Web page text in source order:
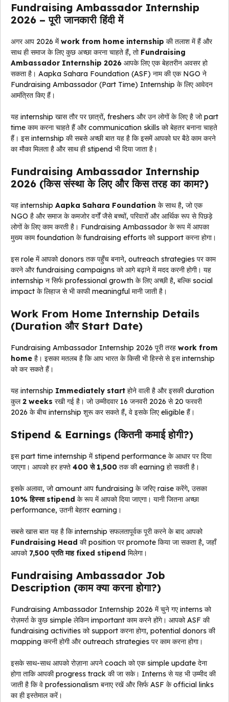
Fundraising Ambassador Internship
2026 – पूरी जानकारी हिंदी में
अगर आप 2026 मेंwork from home internship की तलाश में हैं और
साथ ही समाज के लिए कुछ अच्छा करना चाहते हैं, तो Fundraising
Ambassador Internship 2026 आपके लिए एक बेहतरीन अवसर हो
सकता है। Aapka Sahara Foundation (ASF) नाम की एक NGO ने
Fundraising Ambassador (Part Time) Internship के लिए आवेदन
आमंत्रित किए हैं।
यह internship खास तौर पर छात्रों, freshers और उन लोगों के लिए है जो part
time काम करना चाहते हैं और communication skills को बेहतर बनाना चाहते
हैं। इस internship की सबसे अच्छी बात यह है कि इसमें आपको घर बैठे काम करने
का मौका मिलता है और साथ ही stipend भी दिया जाता है।
Fundraising Ambassador Internship
2026 (किस संस्था के लिए और किस तरह का काम?)
यह internship Aapka Sahara Foundation के साथ है, जो एक
NGO है और समाज के कमजोर वर्गों जैसे बच्चों, परिवारों और आर्थिक रूप से पिछड़े
लोगों के लिए काम करती है। Fundraising Ambassador के रूप में आपका
मुख्य काम foundation के fundraising efforts को support करना होगा।
इस role में आपको donors तक पहुँच बनाने, outreach strategies पर काम
करने और fundraising campaigns को आगे बढ़ाने में मदद करनी होगी। यह
internship न सिर्फ professional growth के लिए अच्छी है, बल्कि social
impact के लिहाज से भी काफी meaningful मानी जाती है।
Work From Home Internship Details
(Duration और Start Date)
Fundraising Ambassador Internship 2026 पूरी तरह work from
home है। इसका मतलब है कि आप भारत के किसी भी हिस्से से इस internship
को कर सकते हैं।
यह internship Immediately start होने वाली है और इसकी duration
कुल2 weeks रखी गई है। जो उम्मीदवार 16 जनवरी 2026 से 20 फरवरी
2026 के बीच internship शुरू कर सकते हैं, वे इसके लिए eligible हैं।
Stipend & Earnings (कितनी कमाई होगी?)
इस part time internship में stipend performance के आधार पर दिया
जाएगा। आपको हर हफ्ते ₹400 से ₹1,500 तक की earning हो सकती है।
इसके अलावा, जो amount आप fundraising के जरिए raise करेंगे, उसका
10% हिस्सा stipend के रूप में आपको दिया जाएगा। यानी जितना अच्छा
performance, उतनी बेहतर earning।
सबसे खास बात यह है कि internship सफलतापूर्वक पूरी करने के बाद आपको
Fundraising Head की position पर promote किया जा सकता है, जहाँ
आपको ₹7,500 प्रति माह fixed stipend मिलेगा।
Fundraising Ambassador Job
Description (काम क्या करना होगा?)
Fundraising Ambassador Internship 2026 में चुने गए interns को
रोज़मर्रा के कुछ simple लेकिन important काम करने होंगे। आपको ASF की
fundraising activities को support करना होगा, potential donors की
mapping करनी होगी और outreach strategies पर काम करना होगा।
इसके साथ-साथ आपको रोज़ाना अपने coach को एक simple update देना
होगा ताकि आपकी progress track की जा सके। Interns से यह भी उम्मीद की
जाती है कि वे professionalism बनाए रखें और सिर्फ ASF के official links
का ही इस्तेमाल करें।